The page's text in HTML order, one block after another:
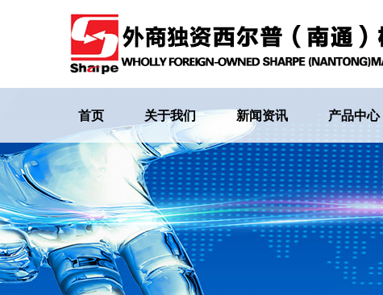
首页 关于我们 新闻资讯 产品中心